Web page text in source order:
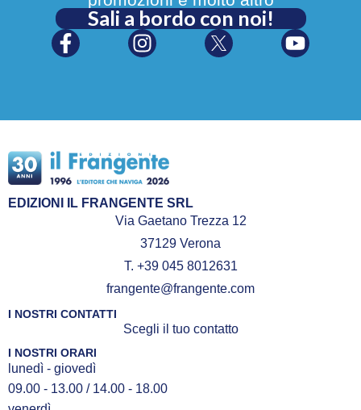
Sali a bordo con noi!
EDIZIONI IL FRANGENTE SRL
Via Gaetano Trezza 12
37129 Verona
T. +39 045 8012631
frangente@frangente.com
I NOSTRI CONTATTI
Scegli il tuo contatto
I NOSTRI ORARI
lunedì - giovedì
09.00 - 13.00 / 14.00 - 18.00